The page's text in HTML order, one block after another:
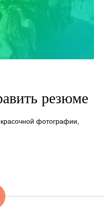
резюме
фотографии,